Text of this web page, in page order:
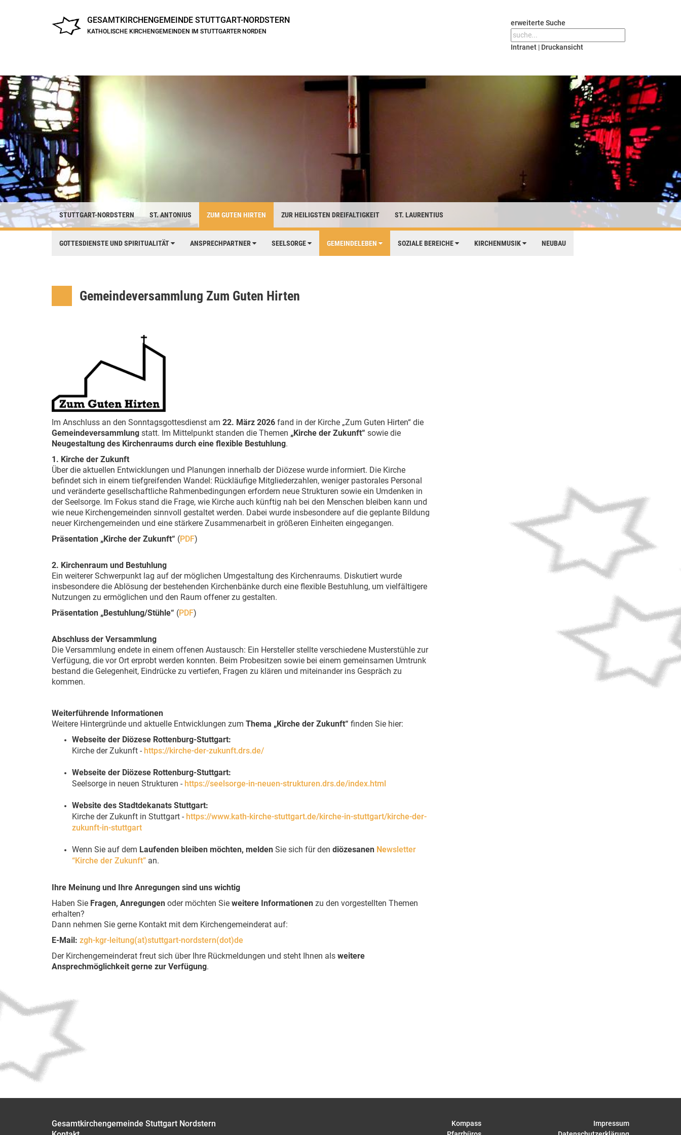
GESAMTKIRCHENGEMEINDE STUTTGART-NORDSTERN
KATHOLISCHE KIRCHENGEMEINDEN IM STUTTGARTER NORDEN
erweiterte Suche
Intranet | Druckansicht
STUTTGART-NORDSTERN ST. ANTONIUS ZUM GUTEN HIRTEN ZUR HEILIGSTEN DREIFALTIGKEIT ST. LAURENTIUS
GOTTESDIENSTE UND SPIRITUALITÄT ANSPRECHPARTNER SEELSORGE GEMEINDELEBEN SOZIALE BEREICHE KIRCHENMUSIK NEUBAU
Gemeindeversammlung Zum Guten Hirten
Im Anschluss an den Sonntagsgottesdienst am 22. März 2026 fand in der Kirche „Zum Guten Hirten“ die
Gemeindeversammlung statt. Im Mittelpunkt standen die Themen „Kirche der Zukunft“ sowie die
Neugestaltung des Kirchenraums durch eine flexible Bestuhlung.
1. Kirche der Zukunft
Über die aktuellen Entwicklungen und Planungen innerhalb der Diözese wurde informiert. Die Kirche
befindet sich in einem tiefgreifenden Wandel: Rückläufige Mitgliederzahlen, weniger pastorales Personal
und veränderte gesellschaftliche Rahmenbedingungen erfordern neue Strukturen sowie ein Umdenken in
der Seelsorge. Im Fokus stand die Frage, wie Kirche auch künftig nah bei den Menschen bleiben kann und
wie neue Kirchengemeinden sinnvoll gestaltet werden. Dabei wurde insbesondere auf die geplante Bildung
neuer Kirchengemeinden und eine stärkere Zusammenarbeit in größeren Einheiten eingegangen.
Präsentation „Kirche der Zukunft“ (PDF)
2. Kirchenraum und Bestuhlung
Ein weiterer Schwerpunkt lag auf der möglichen Umgestaltung des Kirchenraums. Diskutiert wurde
insbesondere die Ablösung der bestehenden Kirchenbänke durch eine flexible Bestuhlung, um vielfältigere
Nutzungen zu ermöglichen und den Raum offener zu gestalten.
Präsentation „Bestuhlung/Stühle“ (PDF)
Abschluss der Versammlung
Die Versammlung endete in einem offenen Austausch: Ein Hersteller stellte verschiedene Musterstühle zur
Verfügung, die vor Ort erprobt werden konnten. Beim Probesitzen sowie bei einem gemeinsamen Umtrunk
bestand die Gelegenheit, Eindrücke zu vertiefen, Fragen zu klären und miteinander ins Gespräch zu
kommen.
Weiterführende Informationen
Weitere Hintergründe und aktuelle Entwicklungen zum Thema „Kirche der Zukunft“ finden Sie hier:
Webseite der Diözese Rottenburg-Stuttgart:
Kirche der Zukunft - https://kirche-der-zukunft.drs.de/
Webseite der Diözese Rottenburg-Stuttgart:
Seelsorge in neuen Strukturen - https://seelsorge-in-neuen-strukturen.drs.de/index.html
Website des Stadtdekanats Stuttgart:
Kirche der Zukunft in Stuttgart - https://www.kath-kirche-stuttgart.de/kirche-in-stuttgart/kirche-der-
zukunft-in-stuttgart
Wenn Sie auf dem Laufenden bleiben möchten, melden Sie sich für den diözesanen Newsletter
“Kirche der Zukunft” an.
Ihre Meinung und Ihre Anregungen sind uns wichtig
Haben Sie Fragen, Anregungen oder möchten Sie weitere Informationen zu den vorgestellten Themen
erhalten?
Dann nehmen Sie gerne Kontakt mit dem Kirchengemeinderat auf:
E-Mail: zgh-kgr-leitung(at)stuttgart-nordstern(dot)de
Der Kirchengemeinderat freut sich über Ihre Rückmeldungen und steht Ihnen als weitere
Ansprechmöglichkeit gerne zur Verfügung.
Gesamtkirchengemeinde Stuttgart Nordstern
Kompass
Impressum